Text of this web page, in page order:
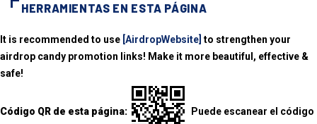
HERRAMIENTAS EN ESTA PÁGINA
It is recommended to use [AirdropWebsite] to strengthen your
airdrop candy promotion links! Make it more beautiful, effective &
safe!
Código QR de esta página: Puede escanear el código